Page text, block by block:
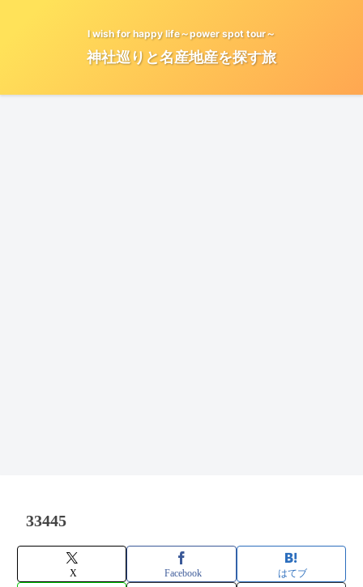
I wish for happy life～power spot tour～
神社巡りと名産地産を探す旅
33445
X Facebook はてブ